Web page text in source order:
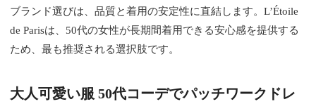
ブランド選びは、品質と着用の安定性に直結します。L’Étoile
de Parisは、50代の女性が長期間着用できる安心感を提供する
ため、最も推奨される選択肢です。
大人可愛い服 50代コーデでパッチワークドレ